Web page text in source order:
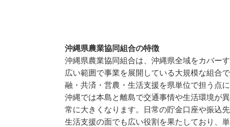
沖縄県農業協同組合の特徴
沖縄県農業協同組合は、沖縄県全域をカバー
広い範囲で事業を展開している大規模な組合
融・共済・営農・生活支援を県単位で担う点
沖縄では本島と離島で交通事情や生活環境が
常に大きくなります。日常の貯金口座や振込
生活支援の面でも広い役割を果たしており、